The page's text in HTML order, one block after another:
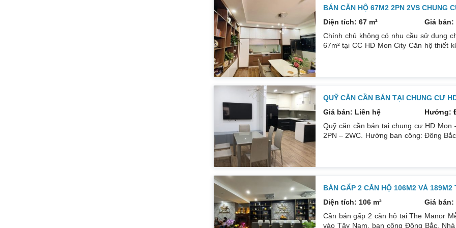
BÁN CĂN HỘ 67M2 2PN 2VS CHUNG
Diện tích: 67 m²
Giá bán:
Chính chủ không có nhu cầu sử dụng
67m² tại CC HD Mon City Căn hộ thiết
QUỸ CĂN CẦN BÁN TẠI CHUNG CƯ
Giá bán: Liên hệ
Hướng:
Quỹ căn cần bán tại chung cư HD Mon
2PN – 2WC. Hướng ban công: Đông
BÁN GẤP 2 CĂN HỘ 106M2 VÀ 189M2
Diện tích: 106 m²
Giá bán:
Cần bán gấp 2 căn hộ tại The Manor
vào Tây Nam, ban công Đông Bắc.